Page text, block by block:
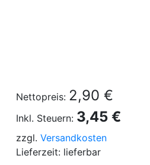
Nettopreis: 2,90 €
Inkl. Steuern: 3,45 €
zzgl. Versandkosten
Lieferzeit: lieferbar